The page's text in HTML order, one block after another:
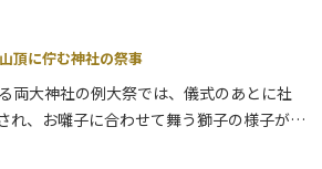
頂に佇む神社の祭事
両大神社の例大祭では、儀式のあとに社
れ、お囃子に合わせて舞う獅子の様子が見